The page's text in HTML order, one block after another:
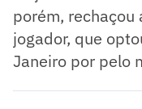
porém, rechaçou
jogador, que
Janeiro por pelo